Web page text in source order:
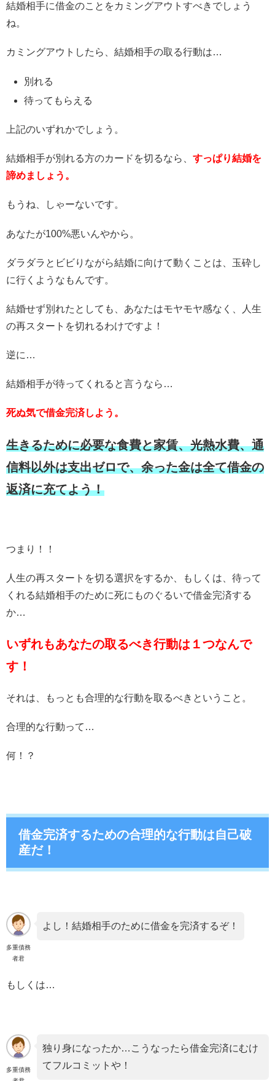
結婚相手に借金のことをカミングアウトすべきでしょう
ね。
カミングアウトしたら、結婚相手の取る行動は…
別れる
待ってもらえる
上記のいずれかでしょう。
結婚相手が別れる方のカードを切るなら、 すっぱり結婚を
諦めましょう。
もうね、しゃーないです。
あなたが100%悪いんやから。
ダラダラとビビりながら結婚に向けて動くことは、玉砕し
に行くようなもんです。
結婚せず別れたとしても、あなたはモヤモヤ感なく、人生
の再スタートを切れるわけですよ！
逆に…
結婚相手が待ってくれると言うなら…
死ぬ気で借金完済しよう。
生きるために必要な食費と家賃、光熱水費、通
信料以外は支出ゼロで、余った金は全て借金の
返済に充てよう！
つまり！！
人生の再スタートを切る選択をするか、もしくは、待って
くれる結婚相手のために死にものぐるいで借金完済する
か…
いずれもあなたの取るべき行動は１つなんで
す！
それは、もっとも合理的な行動を取るべきということ。
合理的な行動って…
何！？
借金完済するための合理的な行動は自己破
産だ！
多重債務
者君
よし！結婚相手のために借金を完済するぞ！
もしくは…
多重債務
独り身になったか…こうなったら借金完済にむけ
てフルコミットや！